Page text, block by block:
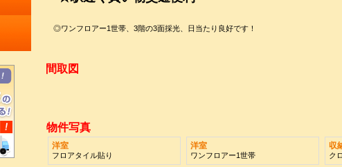
◎ワンフロアー1世帯、3階の3面採光、日当たり良好です！
間取図
物件写真
洋室
フロアタイル貼り
洋室
ワンフロアー1世帯
収
ク